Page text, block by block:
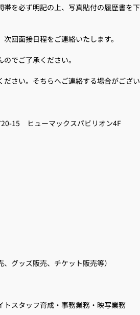
帯を必ず明記の上、写真貼付の履歴書を下
回面接日程をご連絡いたします。
でご了承ください。
さい。そちらへご連絡する場合がござい
15 ヒューマックスパビリオン4F
、グッズ販売、チケット販売等）
トスタッフ育成・事務業務・映写業務